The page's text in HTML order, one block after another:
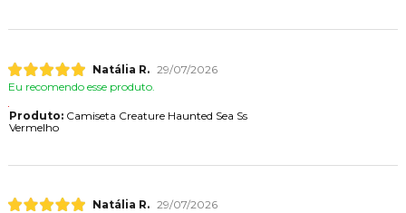
Natália R. 29/07/2026
Eu recomendo esse produto.
Produto:Camiseta Creature Haunted Sea Ss
Vermelho
Natália R. 29/07/2026